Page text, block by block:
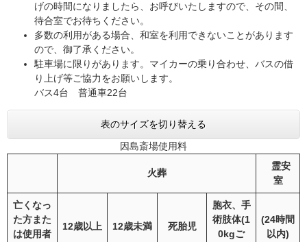
げの時間になりましたら、お呼びいたしますので、その間、
待合室でお待ちください。
多数の利用がある場合、和室を利用できないことがあります
ので、御了承ください。
駐車場に限りがあります。マイカーの乗り合わせ、バスの借
り上げ等ご協力をお願いします。
バス4台 普通車22台
表のサイズを切り替える
因島斎場使用料
火葬
霊安
室
亡くなっ
た方また
は使用者
12歳以上 12歳未満 死胎児
胞衣、手
術肢体(1
0kgご
(24時間
以内)